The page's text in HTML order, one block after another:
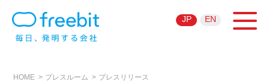
JP EN
HOME プレスルーム プレスリリース